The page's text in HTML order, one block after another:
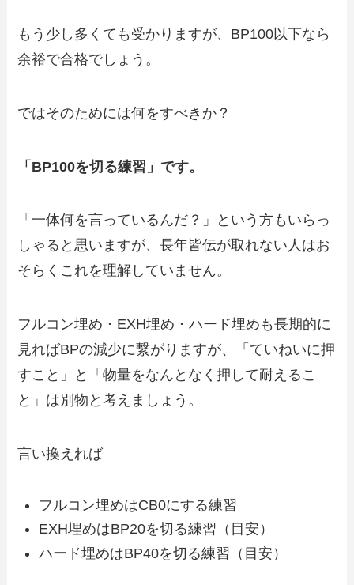
もう少し多くても受かりますが、BP100以下なら
余裕で合格でしょう。
ではそのためには何をすべきか？
「BP100を切る練習」です。
「一体何を言っているんだ？」という方もいらっ
しゃると思いますが、長年皆伝が取れない人はお
そらくこれを理解していません。
フルコン埋め・EXH埋め・ハード埋めも長期的に
見ればBPの減少に繋がりますが、
「ていねいに押
すこと」と「物量をなんとなく押して耐えるこ
と」は別物と考えましょう。
言い換えれば
フルコン埋めはCB0にする練習
EXH埋めはBP20を切る練習（目安）
ハード埋めはBP40を切る練習（目安）